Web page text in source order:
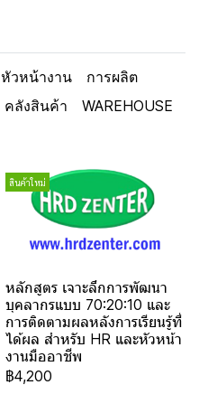
หัวหน้างาน
การผลิต
คลังสินค้า WAREHOUSE
สินค้าใหม่
หลักสูตร เจาะลึกการพัฒนา
บุคลากรแบบ 70:20:10 และ
การติดตามผลหลังการเรียนรู้ที่
ได้ผล สำหรับ HR และหัวหน้า
งานมืออาชีพ
฿4,200